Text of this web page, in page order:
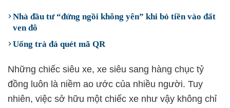
Nhà đầu tư “đứng ngồi không yên” khi bỏ tiền vào đất
ven đô
Uống trà đá quét mã QR
Những chiếc siêu xe, xe siêu sang hàng chục tỷ
đồng luôn là niềm ao ước của nhiều người. Tuy
nhiên, việc sở hữu một chiếc xe như vậy không chỉ